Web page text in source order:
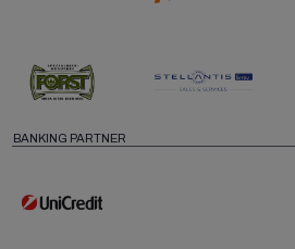
BANKING PARTNER